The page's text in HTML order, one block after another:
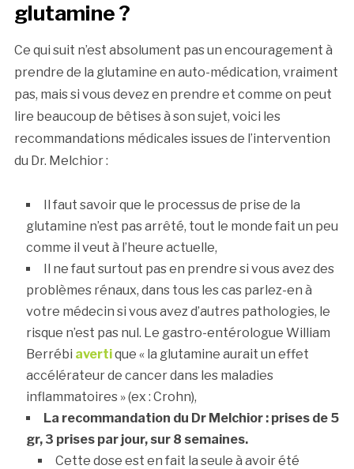
glutamine ?
Ce qui suit n’est absolument pas un encouragement à
prendre de la glutamine en auto-médication, vraiment
pas, mais si vous devez en prendre et comme on peut
lire beaucoup de bêtises à son sujet, voici les
recommandations médicales issues de l’intervention
du Dr. Melchior :
Il faut savoir que le processus de prise de la
glutamine n’est pas arrêté, tout le monde fait un peu
comme il veut à l’heure actuelle,
Il ne faut surtout pas en prendre si vous avez des
problèmes rénaux, dans tous les cas parlez-en à
votre médecin si vous avez d’autres pathologies, le
risque n’est pas nul. Le gastro-entérologue William
Berrébi avertique « la glutamine aurait un effet
accélérateur de cancer dans les maladies
inflammatoires » (ex : Crohn),
La recommandation du Dr Melchior : prises de 5
gr, 3 prises par jour, sur 8 semaines.
Cette dose est en fait la seule à avoir été